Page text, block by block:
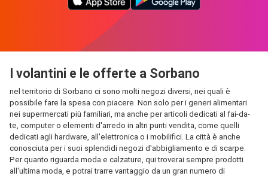
I volantini e le offerte a Sorbano
nel territorio di Sorbano ci sono molti negozi diversi, nei quali è
possibile fare la spesa con piacere. Non solo per i generi alimentari
nei supermercati più familiari, ma anche per articoli dedicati al fai-da-
te, computer o elementi d'arredo in altri punti vendita, come quelli
dedicati agli hardware, all'elettronica o i mobilifici. La città è anche
conosciuta per i suoi splendidi negozi d'abbigliamento e di scarpe.
Per quanto riguarda moda e calzature, qui troverai sempre prodotti
all'ultima moda, e potrai trarre vantaggio da un gran numero di